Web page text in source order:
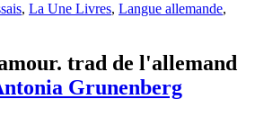
, La Une Livres, Langue allemande,
trad de l'allemand
Grunenberg